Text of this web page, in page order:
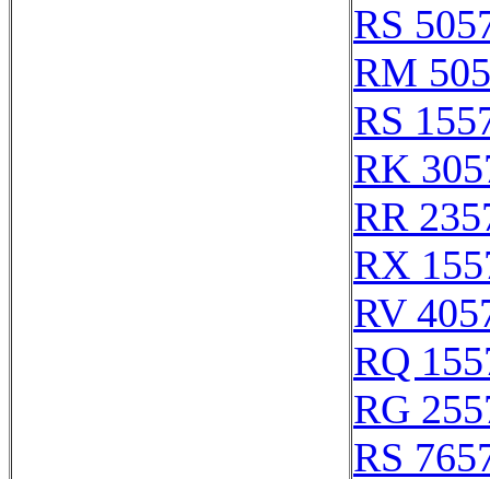
RS
RM
RS
RK
RR
RX
RV
RQ
RG
RS